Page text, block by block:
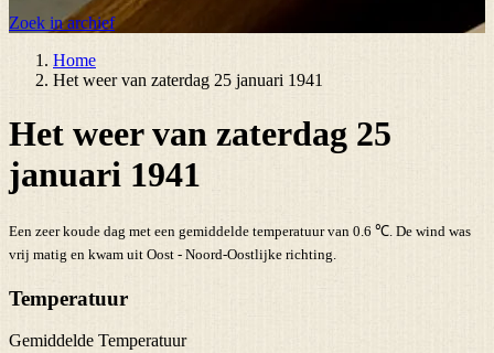
Zoek in archief
Home
Het weer van zaterdag 25 januari 1941
Het weer van zaterdag 25
januari 1941
Een zeer koude dag met een gemiddelde temperatuur van 0.6 ℃. De wind was
vrij matig en kwam uit Oost - Noord-Oostlijke richting.
Temperatuur
Gemiddelde Temperatuur